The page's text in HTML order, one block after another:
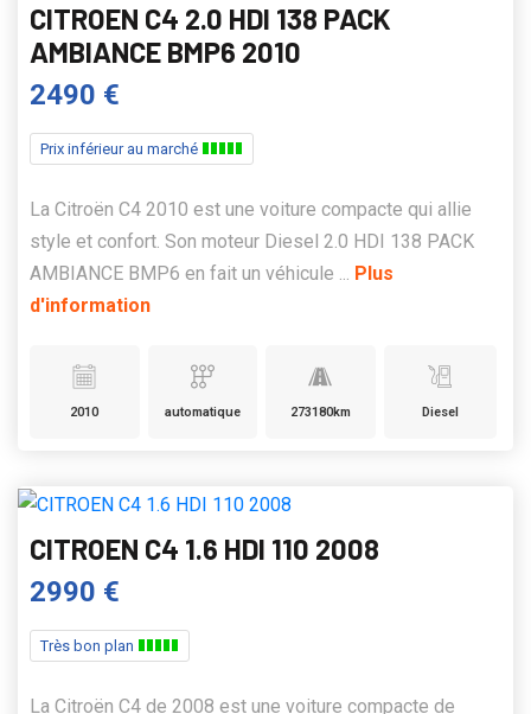
CITROEN C4 2.0 HDI 138 PACK
AMBIANCE BMP6 2010
2490 €
Prix inférieur au marché
La Citroën C4 2010 est une voiture compacte qui allie
style et confort. Son moteur Diesel 2.0 HDI 138 PACK
AMBIANCE BMP6 en fait un véhicule ... Plus
d'information
2010 automatique 273180km Diesel
CITROEN C4 1.6 HDI 110 2008
2990 €
Très bon plan
La Citroën C4 de 2008 est une voiture compacte de